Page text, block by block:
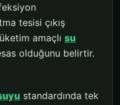
tesisi çıkış
amaçlı su
olduğunu belirtir.
standardında tek